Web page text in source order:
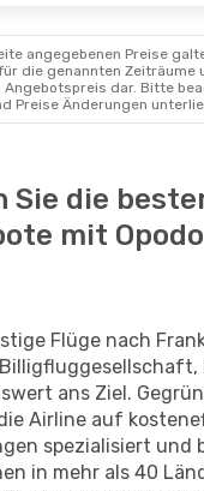
angegebenen Preise
die genannten Zeiträume
dar. Bitte
Preise Änderungen
Sie die
mit
Flüge nach
ans Ziel.
Airline auf
spezialisiert und
in mehr als 40